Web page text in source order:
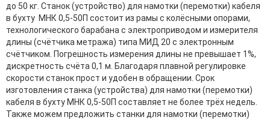
до 50 кг. Станок (устройство) для намотки (перемотки) кабеля
в бухту МНК 0,5-50П состоит из рамы с колёсными опорами,
технологического барабана с электроприводом и измерителя
длины (счётчика метража) типа МИД 20 с электронным
счётчиком. Погрешность измерения длины не превышает 1%,
дискретность счёта 0,1 м. Благодаря плавной регулировке
скорости станок прост и удобен в обращении. Срок
изготовления станка (устройства) для намотки (перемотки)
кабеля в бухту МНК 0,5-50П составляет не более трёх недель.
Также можем предложить станки для намотки (перемотки)